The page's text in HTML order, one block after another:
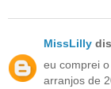
MissLilly
eu comprei
arranjos de